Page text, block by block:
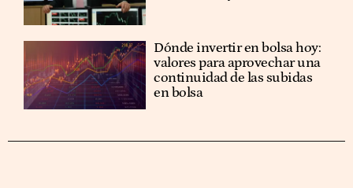
Dónde invertir en bolsa hoy:
valores para aprovechar una
continuidad de las subidas
en bolsa